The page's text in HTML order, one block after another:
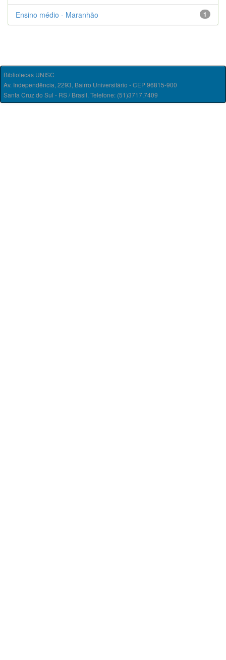
1
Ensino médio - Maranhão
Bibliotecas UNISC
Av. Independência, 2293, Bairro Universitário - CEP 96815-900
Santa Cruz do Sul - RS / Brasil. Telefone: (51)3717.7409